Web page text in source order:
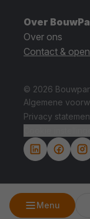
Menu
Over
Over ons
Contact &
© 2026
Algemene
Privacy